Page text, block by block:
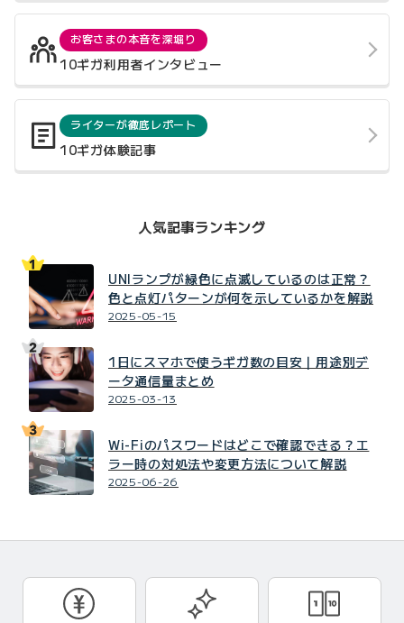
お客さまの本音を深堀り
10ギガ利用者インタビュー
ライターが徹底レポート
10ギガ体験記事
人気記事ランキング
UNIランプが緑色に点滅しているのは正常？
色と点灯パターンが何を示しているかを解説
2025-05-15
1日にスマホで使うギガ数の目安｜用途別デ
ータ通信量まとめ
2025-03-13
Wi-Fiのパスワードはどこで確認できる？エ
ラー時の対処法や変更方法について解説
2025-06-26